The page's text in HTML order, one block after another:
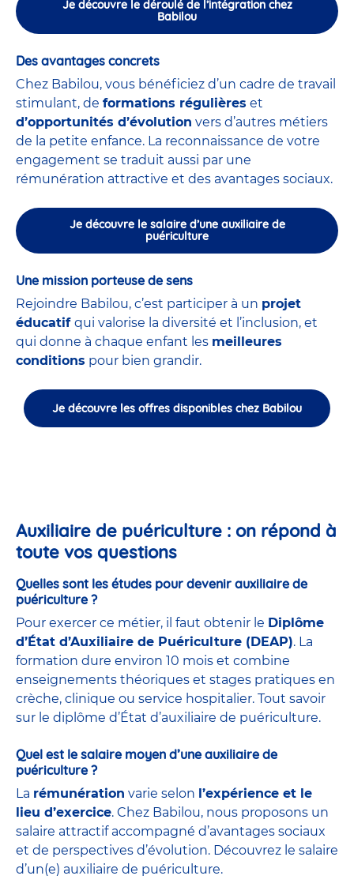
Je découvre le déroulé de l’intégration chez
Babilou
Des avantages concrets
Chez Babilou, vous bénéficiez d’un cadre de travail
stimulant, de formations régulières et
d’opportunités d’évolution vers d’autres métiers
de la petite enfance. La reconnaissance de votre
engagement se traduit aussi par une
rémunération attractive et des avantages sociaux.
Je découvre le salaire d’une auxiliaire de
puériculture
Une mission porteuse de sens
Rejoindre Babilou, c’est participer à un projet
éducatif qui valorise la diversité et l’inclusion, et
qui donne à chaque enfant les meilleures
conditions pour bien grandir.
Je découvre les offres disponibles chez Babilou
Auxiliaire de puériculture : on répond à
toute vos questions
Quelles sont les études pour devenir auxiliaire de
puériculture ?
Pour exercer ce métier, il faut obtenir le Diplôme
d’État d’Auxiliaire de Puériculture (DEAP). La
formation dure environ 10 mois et combine
enseignements théoriques et stages pratiques en
crèche, clinique ou service hospitalier. Tout savoir
sur le diplôme d’État d’auxiliaire de puériculture.
Quel est le salaire moyen d’une auxiliaire de
puériculture ?
La rémunération varie selon l’expérience et le
lieu d’exercice. Chez Babilou, nous proposons un
salaire attractif accompagné d’avantages sociaux
et de perspectives d’évolution. Découvrez le salaire
d’un(e) auxiliaire de puériculture.